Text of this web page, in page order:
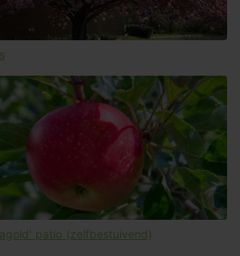
patio (zelfbestuivend)